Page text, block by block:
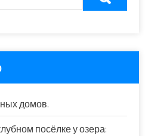
домов.
посёлке у озера: